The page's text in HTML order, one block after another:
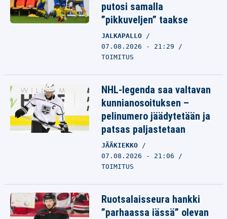
putosi samalla
”pikkuveljen” taakse
JALKAPALLO
07.08.2026 - 21:29
TOIMITUS
NHL-legenda saa valtavan
kunnianosoituksen –
pelinumero jäädytetään ja
patsas paljastetaan
JÄÄKIEKKO
07.08.2026 - 21:06
TOIMITUS
Ruotsalaisseura hankki
”parhaassa iässä” olevan